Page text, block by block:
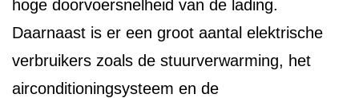
hoge doorvoersnelheid van de lading.
Daarnaast is er een groot aantal elektrische
verbruikers zoals de stuurverwarming, het
airconditioningsysteem en de